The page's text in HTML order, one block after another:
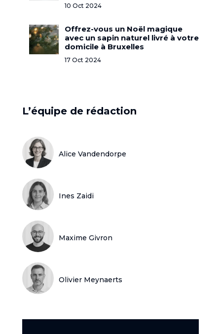
10 Oct 2024
Offrez-vous un Noël magique
avec un sapin naturel livré à votre
domicile à Bruxelles
17 Oct 2024
L’équipe de rédaction
Alice Vandendorpe
Ines Zaidi
Maxime Givron
Olivier Meynaerts